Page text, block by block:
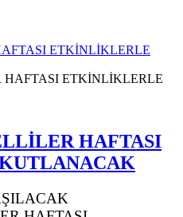
ETKİNLİKLERLE
HAFTASI